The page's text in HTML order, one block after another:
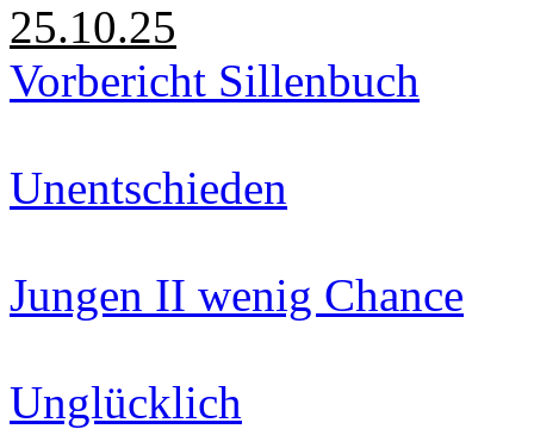
25.10.25
Vorbericht Sillenbuch
Unentschieden
Jungen II wenig Chance
Unglücklich